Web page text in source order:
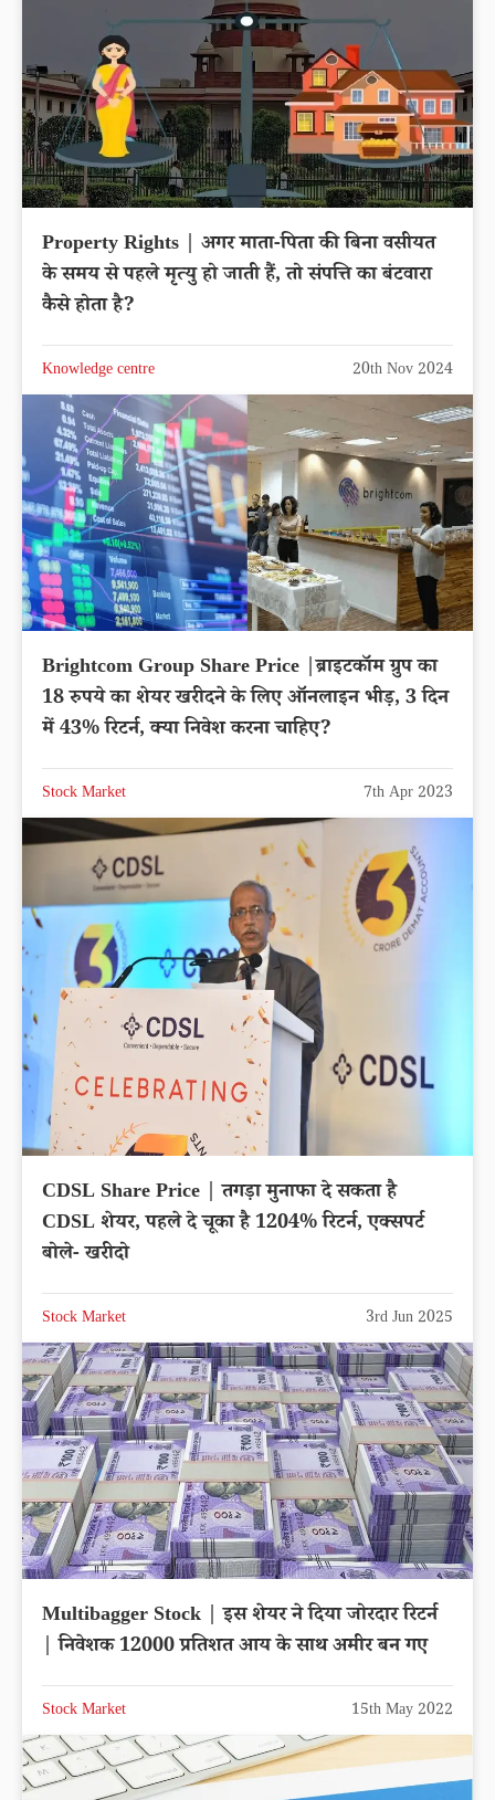
Property Rights | अगर माता-पिता की बिना वसीयत
के समय से पहले मृत्यु हो जाती हैं, तो संपत्ति का बंटवारा
कैसे होता है?
Knowledge centre 20th Nov 2024
Brightcom Group Share Price |ब्राइटकॉम ग्रुप का
18 रुपये का शेयर खरीदने के लिए ऑनलाइन भीड़, 3 दिन
में 43% रिटर्न, क्या निवेश करना चाहिए?
Stock Market 7th Apr 2023
CDSL Share Price | तगड़ा मुनाफा दे सकता है
CDSL शेयर, पहले दे चूका है 1204% रिटर्न, एक्सपर्ट
बोले- खरीदो
Stock Market 3rd Jun 2025
Multibagger Stock | इस शेयर ने दिया जोरदार रिटर्न
| निवेशक 12000 प्रतिशत आय के साथ अमीर बन गए
Stock Market 15th May 2022